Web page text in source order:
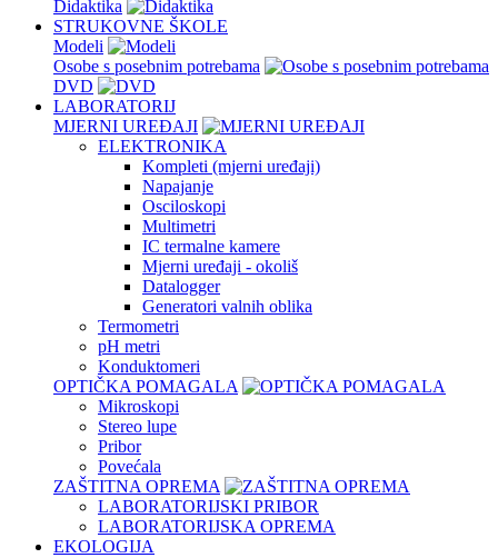
Didaktika
STRUKOVNE ŠKOLE
Modeli
Osobe s posebnim potrebama
DVD
LABORATORIJ
MJERNI UREĐAJI
ELEKTRONIKA
Kompleti (mjerni uređaji)
Napajanje
Osciloskopi
Multimetri
IC termalne kamere
Mjerni uređaji - okoliš
Datalogger
Generatori valnih oblika
Termometri
pH metri
Konduktomeri
OPTIČKA POMAGALA
Mikroskopi
Stereo lupe
Pribor
Povećala
ZAŠTITNA OPREMA
LABORATORIJSKI PRIBOR
LABORATORIJSKA OPREMA
EKOLOGIJA